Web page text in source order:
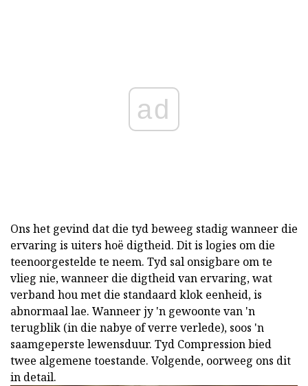
ad
Ons het gevind dat die tyd beweeg stadig wanneer die
ervaring is uiters hoë digtheid. Dit is logies om die
teenoorgestelde te neem. Tyd sal onsigbare om te
vlieg nie, wanneer die digtheid van ervaring, wat
verband hou met die standaard klok eenheid, is
abnormaal lae. Wanneer jy 'n gewoonte van 'n
terugblik (in die nabye of verre verlede), soos 'n
saamgeperste lewensduur. Tyd Compression bied
twee algemene toestande. Volgende, oorweeg ons dit
in detail.